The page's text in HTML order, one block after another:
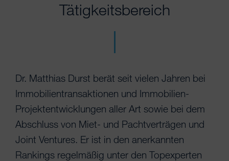
Tätigkeitsbereich
Dr. Matthias Durst berät seit vielen Jahren bei
Immobilientransaktionen und Immobilien-
Projektentwicklungen aller Art sowie bei dem
Abschluss von Miet- und Pachtverträgen und
Joint Ventures. Er ist in den anerkannten
Rankings regelmäßig unter den Topexperten